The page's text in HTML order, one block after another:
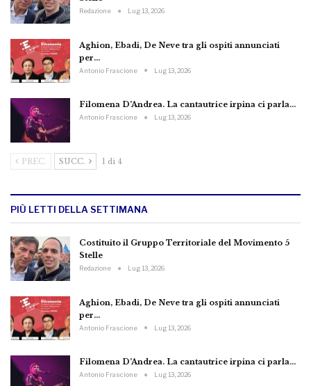
Redazione Lug 13, 2026
Aghion, Ebadi, De Neve tra gli ospiti annunciati
per…
Antonio Frascione Lug 13, 2026
Filomena D’Andrea. La cantautrice irpina ci parla…
Antonio Frascione Lug 13, 2026
PREC. SUCC. 1 di 4
PIÙ LETTI DELLA SETTIMANA
Costituito il Gruppo Territoriale del Movimento 5
Stelle
Redazione Lug 13, 2026
Aghion, Ebadi, De Neve tra gli ospiti annunciati
per…
Antonio Frascione Lug 13, 2026
Filomena D’Andrea. La cantautrice irpina ci parla…
Antonio Frascione Lug 13, 2026